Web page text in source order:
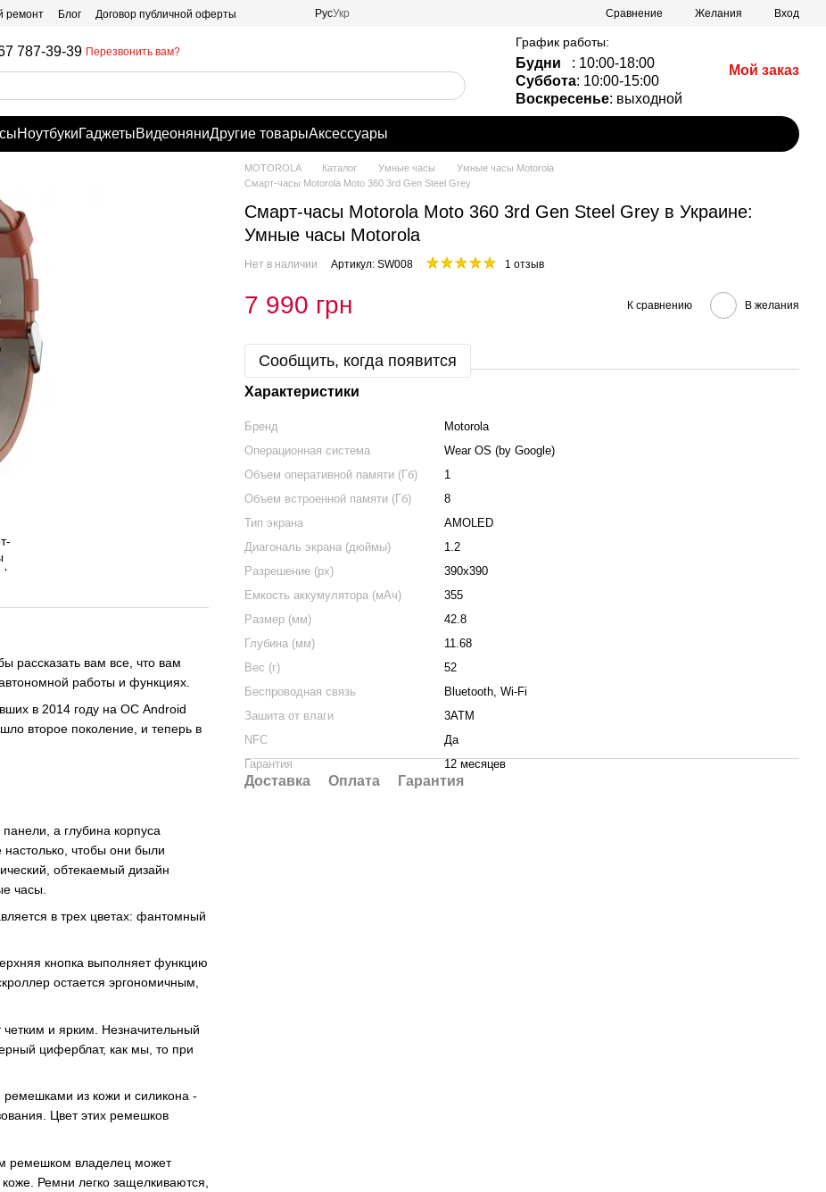
ремонт Блог Договор публичной оферты РусУкр Сравнение Желания Вход
787-39-39 Перезвонить вам?
График работы:
Будни
: 10:00-18:00
Суббота: 10:00-15:00
Воскресенье: выходной
Мой заказ
НоутбукиГаджетыВидеоняниДругие товарыАксессуары
рассказать вам все, что вам
работы и функциях.
в 2014 году на ОС Android
второе поколение, и теперь в
а глубина корпуса
чтобы они были
обтекаемый дизайн
часы.
в трех цветах: фантомный
кнопка выполняет функцию
остается эргономичным,
и ярким. Незначительный
циферблат, как мы, то при
из кожи и силикона -
Цвет этих ремешков
ремешком владелец может
Ремни легко защелкиваются,
MOTOROLA Каталог Умные часы
Умные часы Motorola
Смарт-часы Motorola Moto 360 3rd Gen Steel Grey
Смарт-часы Motorola Moto 360 3rd Gen Steel Grey в Украине:
Умные часы Motorola
Нет в наличии Артикул: SW008 1 отзыв
7 990 грн К сравнению В желания
Сообщить, когда появится
Характеристики
Бренд
Motorola
Операционная система
Wear OS (by Google)
Объем оперативной памяти (Гб)
1
Объем встроенной памяти (Гб)
8
Тип экрана
AMOLED
Диагональ экрана (дюймы)
1.2
Разрешение (px)
390x390
Емкость аккумулятора (мАч)
355
Размер (мм)
42.8
Глубина (мм)
11.68
Вес (г)
52
Беспроводная связь
Bluetooth, Wi-Fi
Зашита от влаги
3ATM
NFC
Да
Гарантия
12 месяцев
Доставка Оплата Гарантия